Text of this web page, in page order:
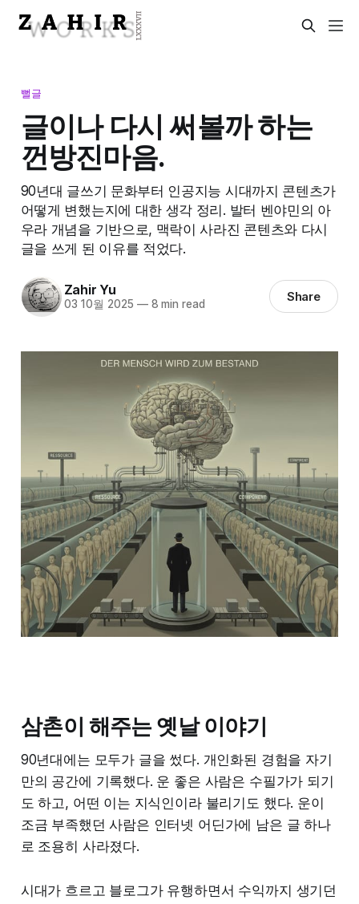
뻘글
글이나 다시 써볼까 하는
껀방진마음.
90년대 글쓰기 문화부터 인공지능 시대까지 콘텐츠가
어떻게 변했는지에 대한 생각 정리. 발터 벤야민의 아
우라 개념을 기반으로, 맥락이 사라진 콘텐츠와 다시
글을 쓰게 된 이유를 적었다.
Zahir Yu
03 10월 2025 —8 min read Share
삼촌이 해주는 옛날 이야기
90년대에는 모두가 글을 썼다. 개인화된 경험을 자기
만의 공간에 기록했다. 운 좋은 사람은 수필가가 되기
도 하고, 어떤 이는 지식인이라 불리기도 했다. 운이
조금 부족했던 사람은 인터넷 어딘가에 남은 글 하나
로 조용히 사라졌다.
시대가 흐르고 블로그가 유행하면서 수익까지 생기던